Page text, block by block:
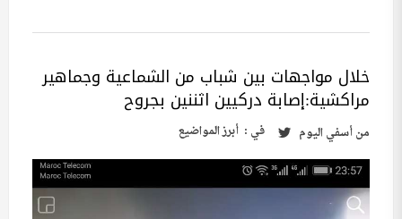
خلال مواجهات بين شباب من الشماعية وجماهير
مراكشية:إصابة دركيين اثننين بجروح
منأسفي اليوم في : أبرز المواضيع